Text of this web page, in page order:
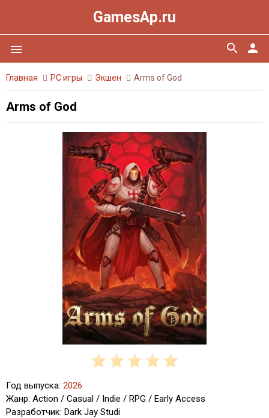
GamesAp.ru
menu person
search
Главная PC игры Экшен Arms of God
Arms of God
Год выпуска: 2026
Жанр: Action / Casual / Indie / RPG / Early Access
Разработчик: Dark Jay Studi